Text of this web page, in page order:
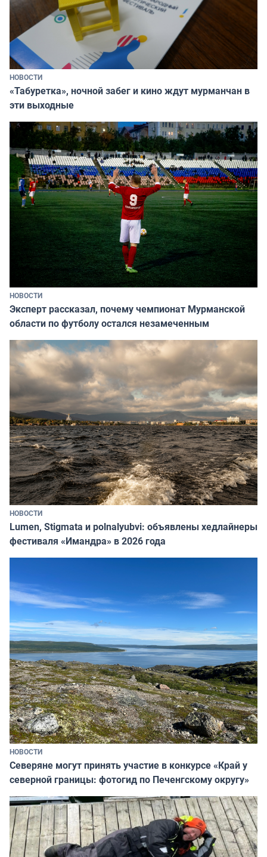
НОВОСТИ
«Табуретка», ночной забег и кино ждут мурманчан в
эти выходные
НОВОСТИ
Эксперт рассказал, почему чемпионат Мурманской
области по футболу остался незамеченным
НОВОСТИ
Lumen, Stigmata и polnalyubvi: объявлены хедлайнеры
фестиваля «Имандра» в 2026 года
НОВОСТИ
Северяне могут принять участие в конкурсе «Край у
северной границы: фотогид по Печенгскому округу»